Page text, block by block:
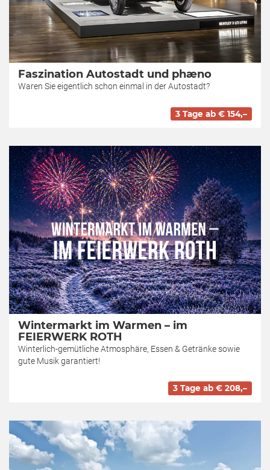
Faszination Autostadt und phæno
Waren Sie eigentlich schon einmal in der Autostadt?
3 Tage ab € 154,–
Wintermarkt im Warmen – im
FEIERWERK ROTH
Winterlich-gemütliche Atmosphäre, Essen & Getränke sowie
gute Musik garantiert!
3 Tage ab € 208,–